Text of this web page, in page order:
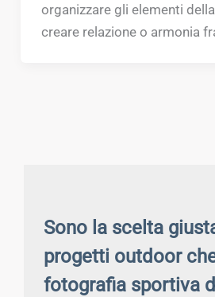
organizzare gli elementi
creare relazione o armonia
Sono la scelta
progetti outdoor
fotografia sportiva